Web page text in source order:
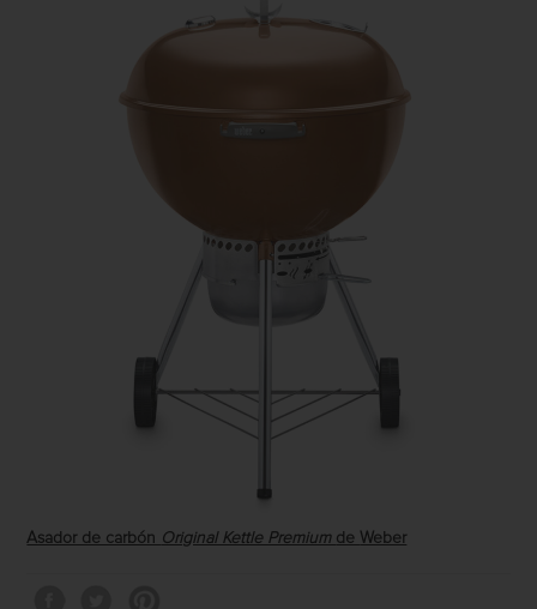
Asador de carbón Original Kettle Premium de Weber